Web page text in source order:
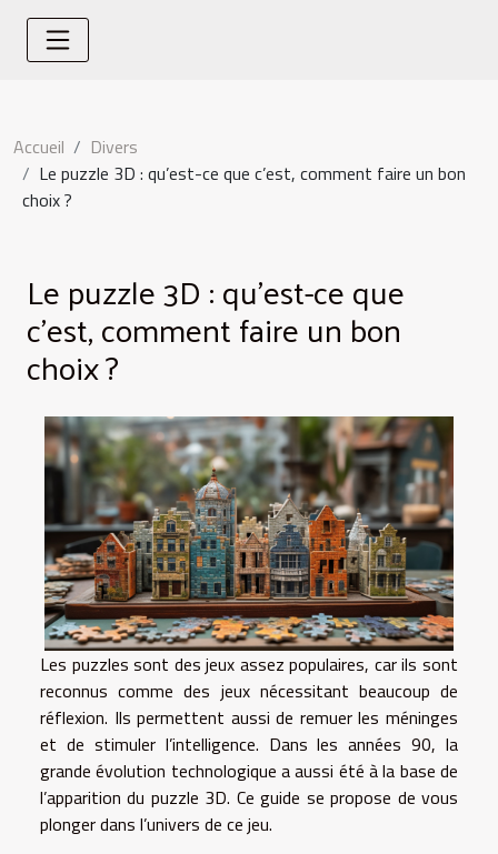
Accueil
Divers
Le puzzle 3D : qu’est-ce que c’est, comment faire un bon
choix ?
Le puzzle 3D : qu’est-ce que
c’est, comment faire un bon
choix ?
Les puzzles sont des jeux assez populaires, car ils sont
reconnus comme des jeux nécessitant beaucoup de
réflexion. Ils permettent aussi de remuer les méninges
et de stimuler l’intelligence. Dans les années 90, la
grande évolution technologique a aussi été à la base de
l’apparition du puzzle 3D. Ce guide se propose de vous
plonger dans l’univers de ce jeu.